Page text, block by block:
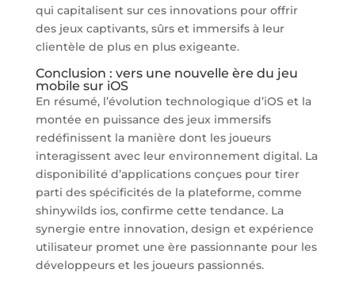
qui capitalisent sur ces innovations pour offrir
des jeux captivants, sûrs et immersifs à leur
clientèle de plus en plus exigeante.
Conclusion : vers une nouvelle ère du jeu
mobile sur iOS
En résumé, l’évolution technologique d’iOS et la
montée en puissance des jeux immersifs
redéfinissent la manière dont les joueurs
interagissent avec leur environnement digital. La
disponibilité d’applications conçues pour tirer
parti des spécificités de la plateforme, comme
shinywilds ios, confirme cette tendance. La
synergie entre innovation, design et expérience
utilisateur promet une ère passionnante pour les
développeurs et les joueurs passionnés.